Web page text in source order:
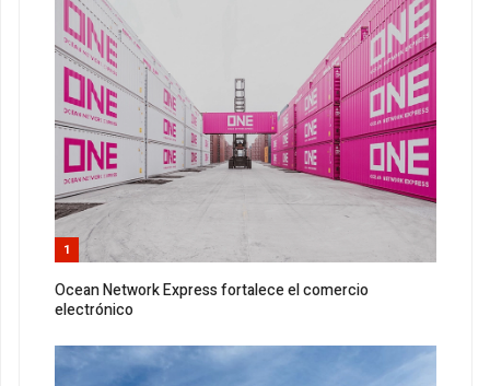
1
Ocean Network Express fortalece el comercio
electrónico